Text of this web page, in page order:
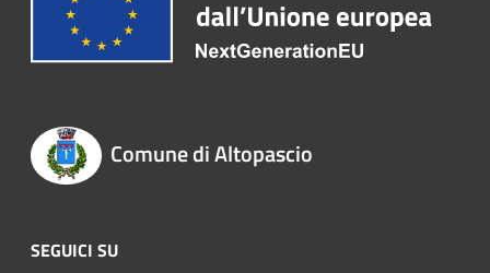
Comune di Altopascio
SEGUICI SU